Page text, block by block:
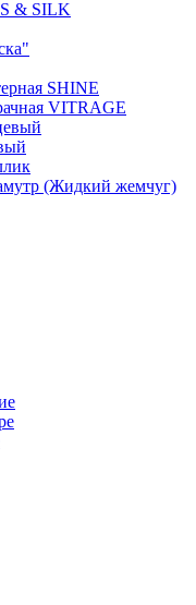
& SILK
SHINE
VITRAGE
(Жидкий жемчуг)